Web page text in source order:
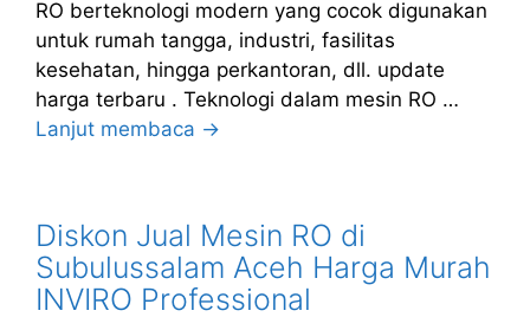
RO berteknologi modern yang cocok digunakan
untuk rumah tangga, industri, fasilitas
kesehatan, hingga perkantoran, dll. update
harga terbaru . Teknologi dalam mesin RO …
Lanjut membaca →
Diskon Jual Mesin RO di
Subulussalam Aceh Harga Murah
INVIRO Professional